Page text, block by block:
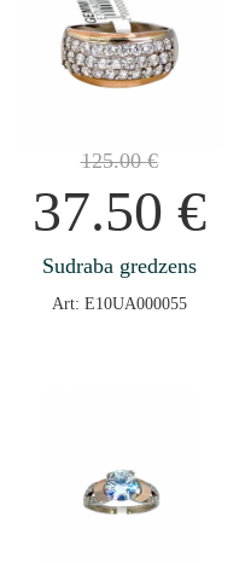
125.00€
37.50 €
Sudraba gredzens
Art: E10UA000055